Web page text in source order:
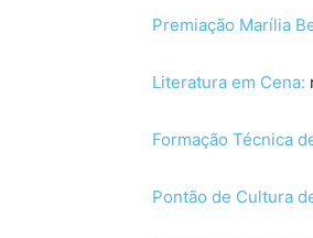
Premiação Marília
Literatura em Cena:
Formação Técnica
Pontão de Cultura